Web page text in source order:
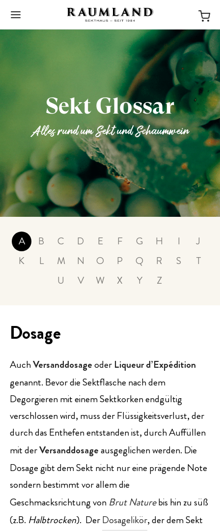
Sekt Glossar
Alles rund um Sekt und Schaumwein
A B C D E F G H I
J
K
L M N O P Q R S
T
U
V W X Y Z
Dosage
AuchVersanddosageoder Liqueur d’Expédition
genannt. Bevor die Sektflasche nach dem
Degorgieren mit einem Sektkorken endgültig
verschlossen wird, muss der Flüssigkeitsverlust, der
durch das Enthefen entstanden ist, durch Auffüllen
mit derVersanddosageausgeglichen werden. Die
Dosage gibt dem Sekt nicht nur eine prägende Note
sondern bestimmt vor allem die
Geschmacksrichtung von Brut Naturebis hin zu süß
(z.B. Halbtrocken). DerDosagelikör, der dem Sekt
NEWS
STORIES
EVENTS